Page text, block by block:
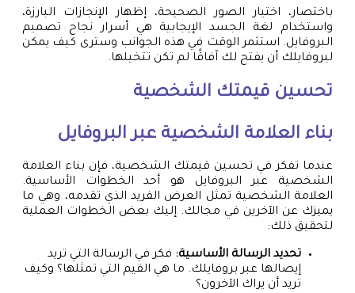
باختصار، اختيار الصور الصحيحة، إظهار الإنجازات البارزة،
واستخدام لغة الجسد الإيجابية هي أسرار نجاح تصميم
البروفايل. استثمر الوقت في هذه الجوانب وسترى كيف يمكن
لبروفايلك أن يفتح لك آفاقًا لم تكن تتخيلها.
تحسين قيمتك الشخصية
بناء العلامة الشخصية عبر البروفايل
عندما تفكر في تحسين قيمتك الشخصية، فإن بناء العلامة
الشخصية عبر البروفايل هو أحد الخطوات الأساسية.
العلامة الشخصية تمثل العرض الفريد الذي تقدمه، وهي ما
يميزك عن الآخرين في مجالك. إليك بعض الخطوات العملية
لتحقيق ذلك:
تحديد الرسالة الأساسية: فكر في الرسالة التي تريد
إيصالها عبر بروفايلك. ما هي القيم التي تمثلها؟ وكيف
تريد أن يراك الآخرون؟